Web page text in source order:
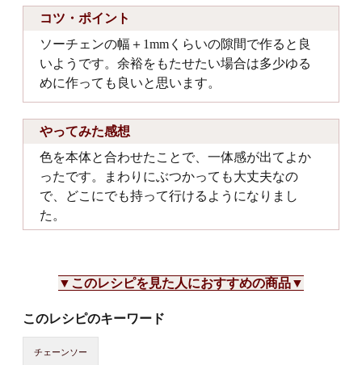
コツ・ポイント
ソーチェンの幅＋1mmくらいの隙間で作ると良
いようです。余裕をもたせたい場合は多少ゆる
めに作っても良いと思います。
やってみた感想
色を本体と合わせたことで、一体感が出てよか
ったです。まわりにぶつかっても大丈夫なの
で、どこにでも持って行けるようになりまし
た。
▼このレシピを見た人におすすめの商品▼
このレシピのキーワード
チェーンソー